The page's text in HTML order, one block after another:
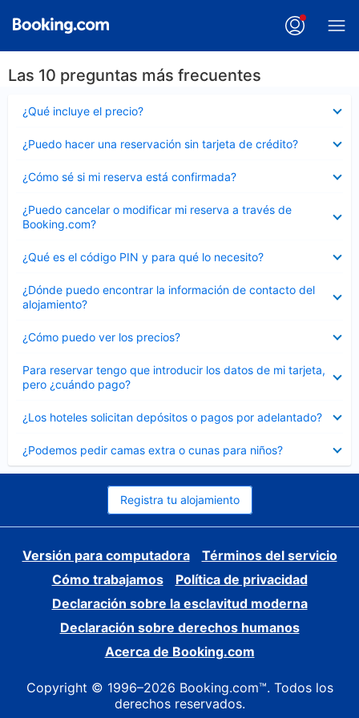
Las 10 preguntas más frecuentes
¿Qué incluye el precio?
cerrado
¿Puedo hacer una reservación sin tarjeta de crédito?
cerrado
¿Cómo sé si mi reserva está confirmada?
cerrado
¿Puedo cancelar o modificar mi reserva a través de
Booking.com?
cerrado
¿Qué es el código PIN y para qué lo necesito?
cerrado
¿Dónde puedo encontrar la información de contacto del
alojamiento?
cerrado
¿Cómo puedo ver los precios?
cerrado
Para reservar tengo que introducir los datos de mi tarjeta,
pero ¿cuándo pago?
cerrado
¿Los hoteles solicitan depósitos o pagos por adelantado?
cerrado
¿Podemos pedir camas extra o cunas para niños?
cerrado
Registra tu alojamiento
Versión para computadora
Términos del servicio
Cómo trabajamos
Política de privacidad
Declaración sobre la esclavitud moderna
Declaración sobre derechos humanos
Acerca de Booking.com
Copyright © 1996–2026 Booking.com™. Todos los
derechos reservados.